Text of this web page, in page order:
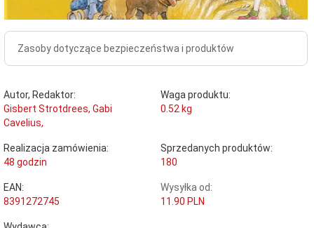
Zasoby dotyczące bezpieczeństwa i produktów
Autor, Redaktor:
Gisbert Strotdrees, Gabi
Cavelius,
Waga produktu:
0.52 kg
Realizacja zamówienia:
48 godzin
Sprzedanych produktów:
180
EAN:
8391272745
Wysyłka od:
11.90 PLN